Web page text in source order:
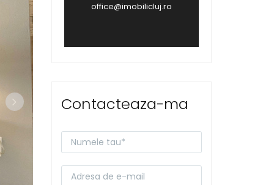
office@imobilicluj.ro
Contacteaza-ma